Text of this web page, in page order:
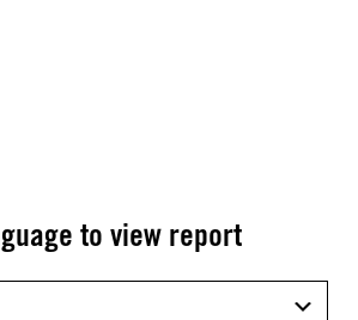
to view report